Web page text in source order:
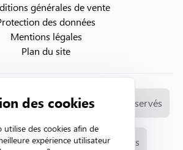
générales de vente
des données
Mentions légales
Plan du site
Topsellerieauto Tous droits réservés
vente de selleries automobiles
des cookies
utilise des cookies afin de
expérience utilisateur